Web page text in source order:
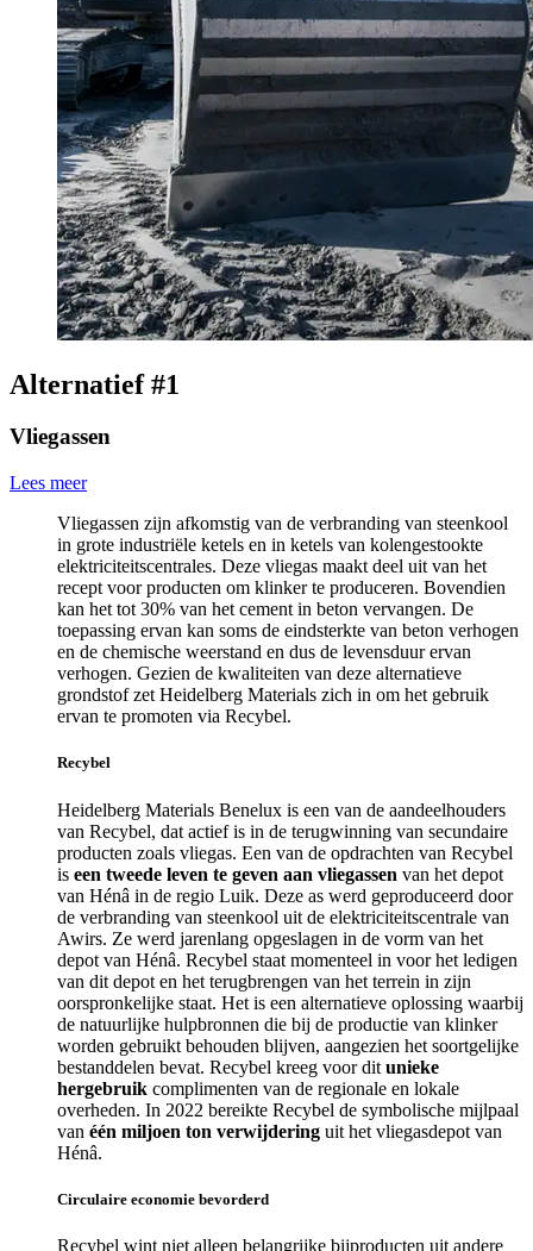
Alternatief #1
Vliegassen
Lees meer
Vliegassen zijn afkomstig van de verbranding van steenkool
in grote industriële ketels en in ketels van kolengestookte
elektriciteitscentrales. Deze vliegas maakt deel uit van het
recept voor producten om klinker te produceren. Bovendien
kan het tot 30% van het cement in beton vervangen. De
toepassing ervan kan soms de eindsterkte van beton verhogen
en de chemische weerstand en dus de levensduur ervan
verhogen. Gezien de kwaliteiten van deze alternatieve
grondstof zet Heidelberg Materials zich in om het gebruik
ervan te promoten via Recybel.
Recybel
Heidelberg Materials Benelux is een van de aandeelhouders
van Recybel, dat actief is in de terugwinning van secundaire
producten zoals vliegas. Een van de opdrachten van Recybel
is een tweede leven te geven aan vliegassen van het depot
van Hénâ in de regio Luik. Deze as werd geproduceerd door
de verbranding van steenkool uit de elektriciteitscentrale van
Awirs. Ze werd jarenlang opgeslagen in de vorm van het
depot van Hénâ. Recybel staat momenteel in voor het ledigen
van dit depot en het terugbrengen van het terrein in zijn
oorspronkelijke staat. Het is een alternatieve oplossing waarbij
de natuurlijke hulpbronnen die bij de productie van klinker
worden gebruikt behouden blijven, aangezien het soortgelijke
bestanddelen bevat. Recybel kreeg voor dit unieke
hergebruik complimenten van de regionale en lokale
overheden. In 2022 bereikte Recybel de symbolische mijlpaal
van één miljoen ton verwijdering uit het vliegasdepot van
Hénâ.
Circulaire economie bevorderd
Recybel wint niet alleen belangrijke bijproducten uit andere